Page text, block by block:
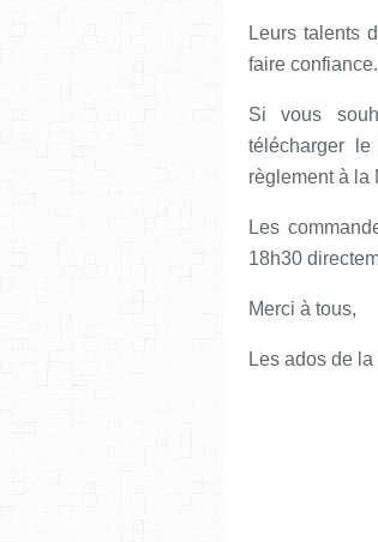
Leurs talents
faire confiance.
Si vous
télécharger
règlement à la
Les
18h30
Merci à tous,
Les ados de la